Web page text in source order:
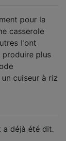
pour la
casserole
l'ont
produire plus
cuiseur à riz
a déjà été dit.